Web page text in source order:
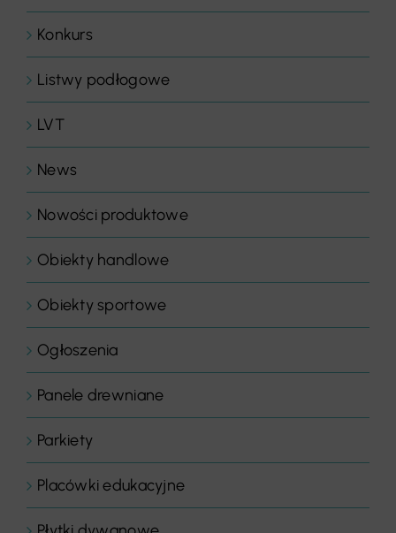
Konkurs
Listwy podłogowe
LVT
News
Nowości produktowe
Obiekty handlowe
Obiekty sportowe
Ogłoszenia
Panele drewniane
Parkiety
Placówki edukacyjne